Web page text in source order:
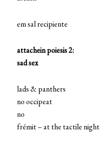
em sal recipiente
attachein poiesis 2:
sad sex
lads & panthers
no occipeat
no
frémit – at the tactile night